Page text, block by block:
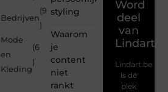
Bedrijven
(9
)
Mode
en
Kleding
(6
)
styling
Waarom
je
content
niet
rankt
Word
deel
van
Lindart.be
is dé
plek